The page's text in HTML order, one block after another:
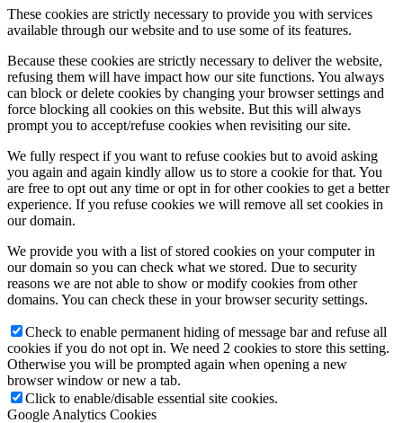
These cookies are strictly necessary to provide you with services
available through our website and to use some of its features.
Because these cookies are strictly necessary to deliver the website,
refusing them will have impact how our site functions. You always
can block or delete cookies by changing your browser settings and
force blocking all cookies on this website. But this will always
prompt you to accept/refuse cookies when revisiting our site.
We fully respect if you want to refuse cookies but to avoid asking
you again and again kindly allow us to store a cookie for that. You
are free to opt out any time or opt in for other cookies to get a better
experience. If you refuse cookies we will remove all set cookies in
our domain.
We provide you with a list of stored cookies on your computer in
our domain so you can check what we stored. Due to security
reasons we are not able to show or modify cookies from other
domains. You can check these in your browser security settings.
Check to enable permanent hiding of message bar and refuse all
cookies if you do not opt in. We need 2 cookies to store this setting.
Otherwise you will be prompted again when opening a new
browser window or new a tab.
Click to enable/disable essential site cookies.
Google Analytics Cookies